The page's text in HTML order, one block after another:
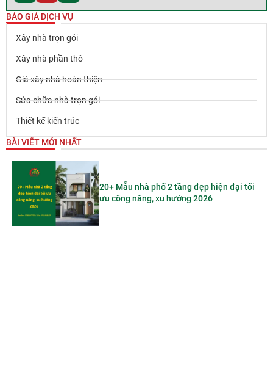
BÁO GIÁ DỊCH VỤ
Xây nhà trọn gói
Xây nhà phần thô
Giá xây nhà hoàn thiện
Sửa chữa nhà trọn gói
Thiết kế kiến trúc
BÀI VIẾT MỚI NHẤT
20+ Mẫu nhà phố 2 tầng đẹp hiện đại tối
ưu công năng, xu hướng 2026